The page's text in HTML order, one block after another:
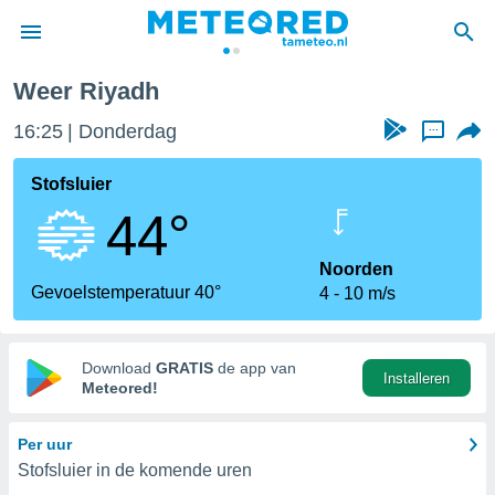
door
verstrekte
hoge
hebt de
voor
op basis
Weer Riyadh
16:25 Donderdag ...
Stofsluier
44°
Gevoelstemperatuur 40°
Noorden
4
10 m/s
Download GRATIS de app van
Meteored!
Installeren
Per uur
Stofsluier in de komende uren